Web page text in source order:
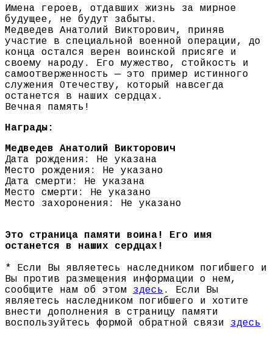
Имена героев, отдавших жизнь за мирное
будущее, не будут забыты.
Медведев Анатолий Викторович, приняв
участие в специальной военной операции, до
конца остался верен воинской присяге и
своему народу. Его мужество, стойкость и
самоотверженность — это пример истинного
служения Отечеству, который навсегда
останется в наших сердцах.
Вечная память!
Награды:
Медведев Анатолий Викторович
Дата рождения: Не указана
Место рождения: Не указано
Дата смерти: Не указана
Место смерти: Не указано
Место захоронения: Не указано
Это страница памяти воина! Его имя
останется в наших сердцах!
* Если Вы являетесь наследником погибшего и
Вы против размещения информации о нем,
сообщите нам об этом здесь . Если Вы
являетесь наследником погибшего и хотите
внести дополнения в страницу памяти
воспользуйтесь формой обратной связи здесь